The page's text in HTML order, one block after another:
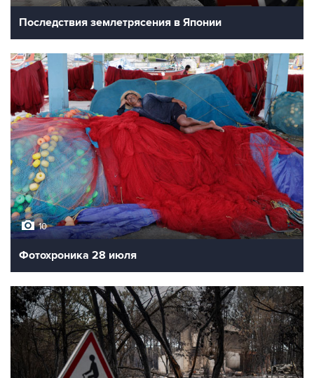
Последствия землетрясения в Японии
10
Фотохроника 28 июля